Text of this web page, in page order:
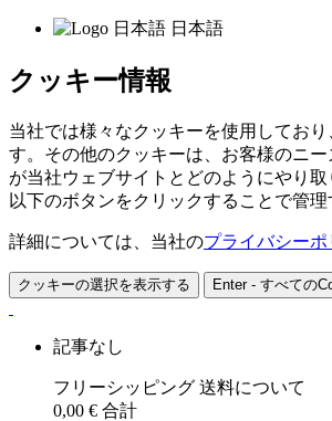
日本語
クッキー情報
当社では様々なクッキーを使用してお
す。その他のクッキーは、お客様のニ
が当社ウェブサイトとどのようにやり
以下のボタンをクリックすることで管
詳細については、当社のプライバシーポ
クッキーの選択を表示する Enter - すべての
記事なし
フリーシッピング 送料について
0,00 € 合計